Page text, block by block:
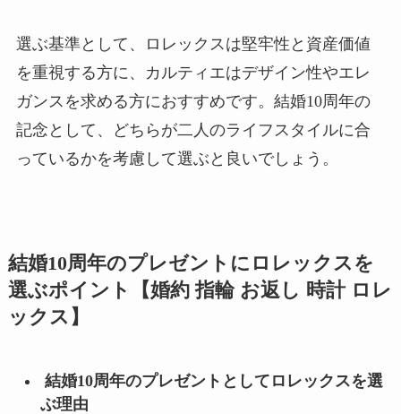
選ぶ基準として、ロレックスは堅牢性と資産価値
を重視する方に、カルティエはデザイン性やエレ
ガンスを求める方におすすめです。結婚10周年の
記念として、どちらが二人のライフスタイルに合
っているかを考慮して選ぶと良いでしょう。
結婚10周年のプレゼントにロレックスを
選ぶポイント【婚約 指輪 お返し 時計 ロレ
ックス】
結婚10周年のプレゼントとしてロレックスを選
ぶ理由